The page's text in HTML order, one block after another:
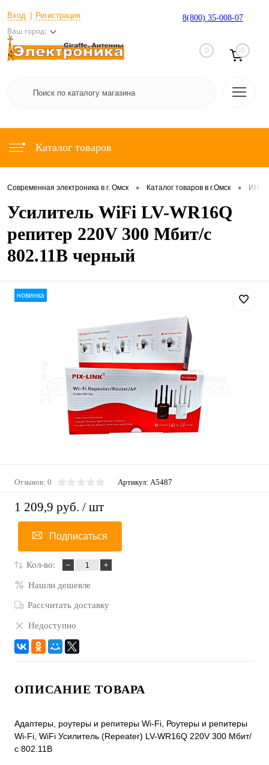
Вход Регистрация
Ваш город:
8(800) 35-008-07
0 0
Каталог товаров
Современная электроника в г. Омск • Каталог товаров в г.Омск •
Усилитель WiFi LV-WR16Q
репитер 220V 300 Мбит/с
802.11B черный
новинка
Отзывов: 0 Артикул: A5487
1 209,9 руб. / шт
Подписаться
Кол-во:
Нашли дешевле
Рассчитать доставку
Недоступно
ОПИСАНИЕ ТОВАРА
Адаптеры, роутеры и репитеры Wi-Fi, Роутеры и репитеры
Wi-Fi, WiFi Усилитель (Repeater) LV-WR16Q 220V 300 Мбит/
с 802.11B